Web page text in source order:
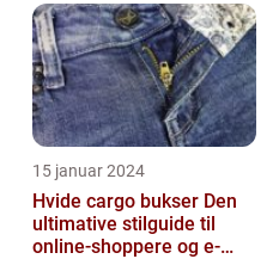
talje og ...
15 januar 2024
Hvide cargo bukser Den
ultimative stilguide til
online-shoppere og e-